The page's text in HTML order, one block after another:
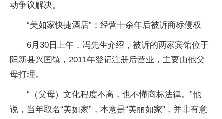
动争议解决。
“美如家快捷酒店”：经营十余年后被诉商标侵权
6月30日上午，冯先生介绍，被诉的两家宾馆位于
阳新县兴国镇，2011年登记注册后营业，主要由他父
母打理。
“（父母）文化程度不高，也不懂商标法律。”他
说，当年取名“美如家”，本意是“美丽如家”，并非有意